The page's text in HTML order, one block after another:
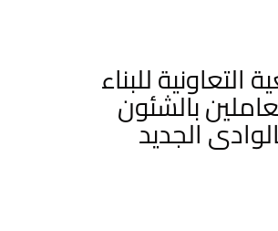
التعاونية للبناء
بالشئون
الجديد